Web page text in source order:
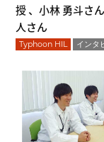
授 、小林 勇斗さ
人さん
Typhoon HIL インタ